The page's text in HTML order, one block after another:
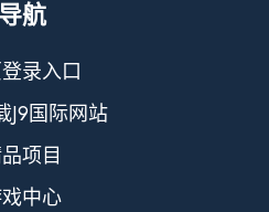
导航
录入口
J9国际网站
项目
中心